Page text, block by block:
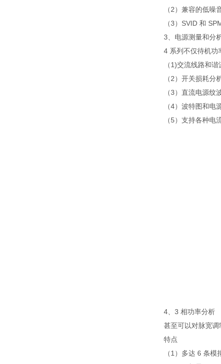
（2）兼容的低噪
（3）SVID 和
3、电源测量和分
4 系列不仅待机功
（1)交流线路和
（2）开关损耗分
（3）直流电源纹
（4）波特图和电
（5）支持各种
4、3 相功率分析
甚至可以对脉宽
特点
（1）多达 6 条模